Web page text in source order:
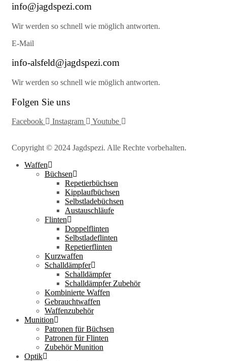
info@jagdspezi.com
Wir werden so schnell wie möglich antworten.
E-Mail
info-alsfeld@jagdspezi.com
Wir werden so schnell wie möglich antworten.
Folgen Sie uns
Facebook Instagram Youtube
Copyright © 2024 Jagdspezi. Alle Rechte vorbehalten.
Waffen
Büchsen
Repetierbüchsen
Kipplaufbüchsen
Selbstladebüchsen
Austauschläufe
Flinten
Doppelflinten
Selbstladeflinten
Repetierflinten
Kurzwaffen
Schalldämpfer
Schalldämpfer
Schalldämpfer Zubehör
Kombinierte Waffen
Gebrauchtwaffen
Waffenzubehör
Munition
Patronen für Büchsen
Patronen für Flinten
Zubehör Munition
Optik